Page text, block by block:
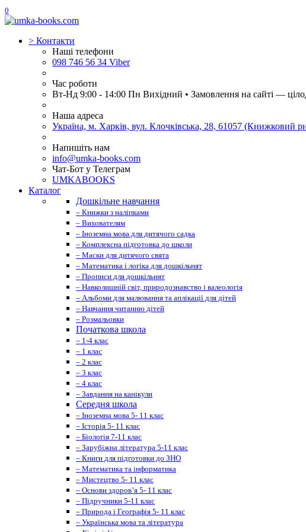
0
> Контакти
Наші телефони
098 746 56 34 Viber
Час роботи
Вт-Нд 9:00 - 14:00 Пн Вихідний • Замовлення на сайті —
Наша адреса
Україна, м. Харків, вул. Клочківська, 28, 61057 (Книжковий
Напишіть нам
info@umka-books.com
Чат-Бот у Телеграм
UMKABOOKS
Каталог
Дошкільне навчання
– Книжки з наліпками
– Вихователям
– Іноземна мова для дитячого садка
– Комплексна підготовка до школи
– Маски для дитячого свята
– Математика і логіка для дошкільнят
– Прописи для дошкільнят
– Навколишній світ, природознавство і валеологія
– Альбоми для малювання та аплікації для дітей
– Навчання читанню дітей
– Розмальовки
Початкова школа
– 1-4 клас
– 1 клас
– 2 клас
– 3 клас
– 4 клас
– Завдання на канікули
Середня школа
– Іноземна мова 5- 11 клас
– Історія 5- 11 клас
– Біологія 7-11 клас
– Зарубіжна література 5-11 клас
– Книги для підготовки до ЗНО
– Математика та інформатика
– Мистецтво 5- 11 клас
– Основи здоров’я 5- 11 клас
– Підручники 5-11 клас
– Природа і Географія 5- 11 клас
– Українська мова та література